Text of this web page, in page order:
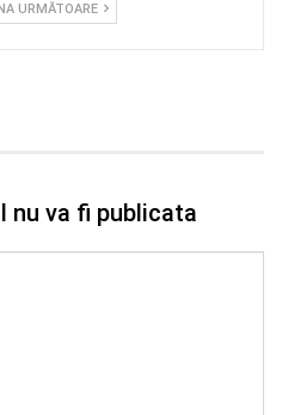
URMĂTOARE
nu va fi publicata